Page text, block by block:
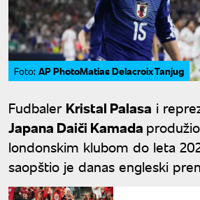
Foto: AP PhotoMatias Delacroix Tanjug
Fudbaler Kristal Palasa i
Japana Daiči Kamada
londonskim klubom do leta
saopštio je danas engleski